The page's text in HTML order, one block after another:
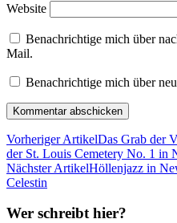
Website
Benachrichtige mich über
Mail.
Benachrichtige mich über
Vorheriger ArtikelDas Grab der
der St. Louis Cemetery No. 1 in
Nächster ArtikelHöllenjazz in
Celestin
Wer schreibt hier?